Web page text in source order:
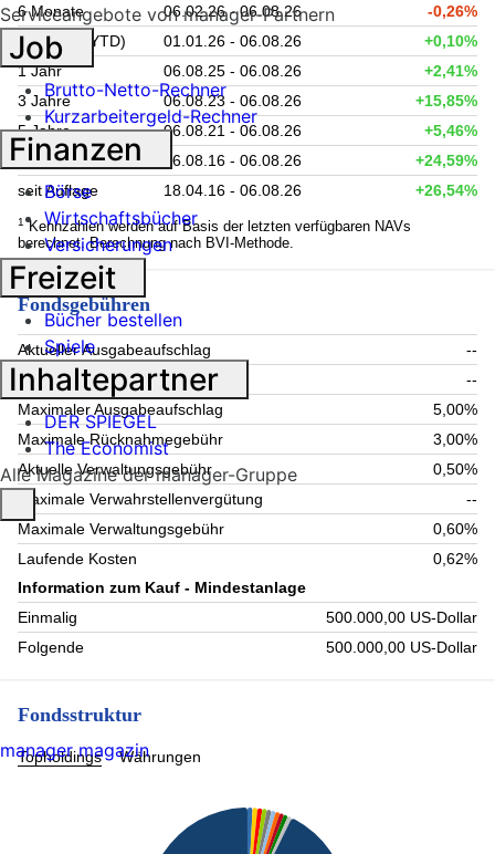
6 Monate
06.02.26 - 06.08.26
-0,26%
Lfd. Jahr (YTD)
01.01.26 - 06.08.26
+0,10%
1 Jahr
06.08.25 - 06.08.26
+2,41%
3 Jahre
06.08.23 - 06.08.26
+15,85%
5 Jahre
06.08.21 - 06.08.26
+5,46%
10 Jahre
06.08.16 - 06.08.26
+24,59%
seit Auflage
18.04.16 - 06.08.26 +26,54%
1 Kennzahlen werden auf Basis der letzten verfügbaren NAVs
berechnet. Berechnung nach BVI-Methode.
Fondsgebühren
Aktueller Ausgabeaufschlag
--
Aktuelle Rücknahmegebühr
--
Maximaler Ausgabeaufschlag
5,00%
Maximale Rücknahmegebühr
3,00%
Aktuelle Verwaltungsgebühr
0,50%
Maximale Verwahrstellenvergütung
--
Maximale Verwaltungsgebühr
0,60%
Laufende Kosten
0,62%
Information zum Kauf - Mindestanlage
Einmalig
500.000,00 US-Dollar
Folgende
500.000,00 US-Dollar
Fondsstruktur
Topholdings Währungen
Serviceangebote von manager-Partnern
Job
Brutto-Netto-Rechner
Kurzarbeitergeld-Rechner
Finanzen
Börse
Wirtschaftsbücher
Versicherungen
Freizeit
Bücher bestellen
Spiele
Inhaltepartner
DER SPIEGEL
The Economist
Alle Magazine der manager-Gruppe
manager magazin